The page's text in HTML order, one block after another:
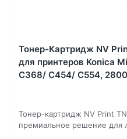
Тонер-Картридж NV
для принтеров Konica
C368/ C454/ C554,
Тонер-картридж NV Print
премиальное решение для